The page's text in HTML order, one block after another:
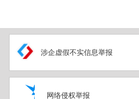
涉企虚假不实信息举报
网络侵权举报